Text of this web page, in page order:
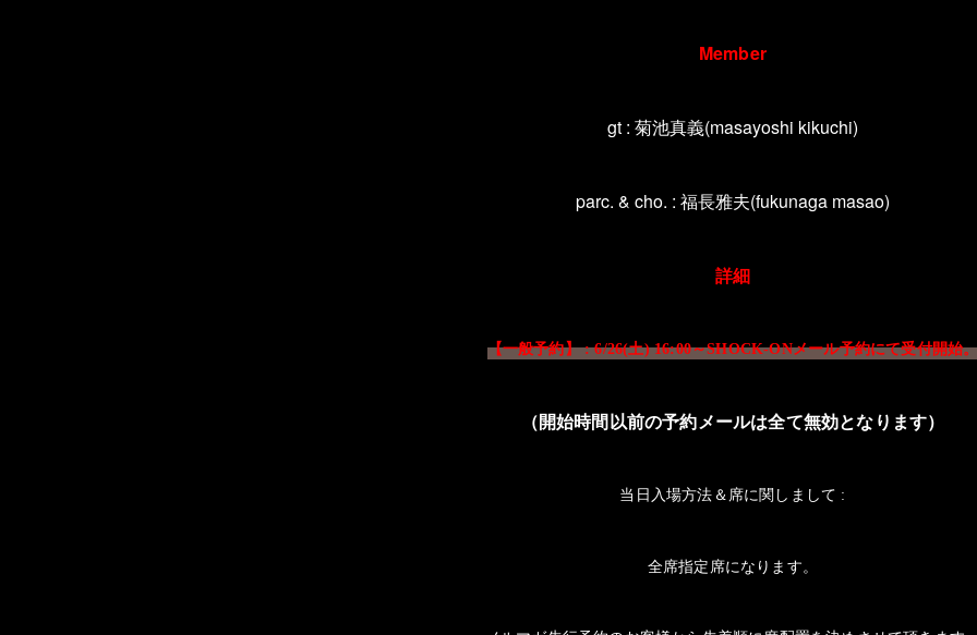
Member
gt : 菊池真義(masayoshi kikuchi)
parc. & cho. : 福長雅夫(fukunaga masao)
詳細
【一般予約】: 6/26(土) 16:00～SHOCK-ONメール予約にて受付開始
（開始時間以前の予約メールは全て無効となります）
当日入場方法＆席に関しまして :
全席指定席になります。